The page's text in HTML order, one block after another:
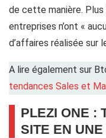
de cette manière.
entreprises n’ont «
d’affaires réalisée sur
A lire également sur
tendances Sales et
PLEZI ONE :
SITE EN